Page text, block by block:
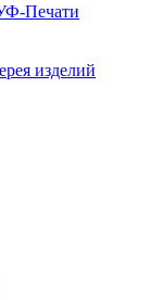
Печати
изделий